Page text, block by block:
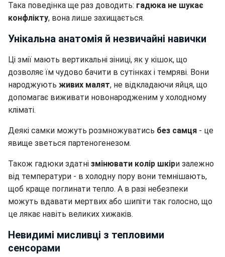
Така поведінка ще раз доводить: гадюка не шукає
конфлікту, вона лише захищається.
Унікальна анатомія й незвичайні навички
Ці змії мають вертикальні зіниці, як у кішок, що
дозволяє їм чудово бачити в сутінках і темряві. Вони
народжують живих малят, не відкладаючи яйця, що
допомагає виживати новонародженим у холодному
кліматі.
Деякі самки можуть розмножуватись без самця - це
явище зветься партеногенезом.
Також гадюки здатні змінювати колір шкіри залежно
від температури - в холодну пору вони темнішають,
щоб краще поглинати тепло. А в разі небезпеки
можуть вдавати мертвих або шипіти так голосно, що
це лякає навіть великих хижаків.
Невидимі мисливці з тепловими
сенсорами